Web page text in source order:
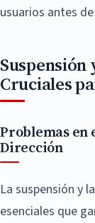
usuarios antes
Cruciales
Problemas en
Dirección
La suspensión y
esenciales que